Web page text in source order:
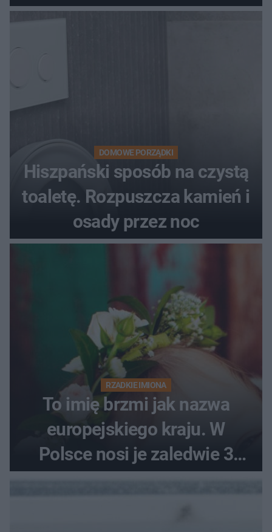
DOMOWE PORZĄDKI
Hiszpański sposób na czystą
toaletę. Rozpuszcza kamień i
osady przez noc
RZADKIE IMIONA
To imię brzmi jak nazwa
europejskiego kraju. W
Polsce nosi je zaledwie 3
kobiety